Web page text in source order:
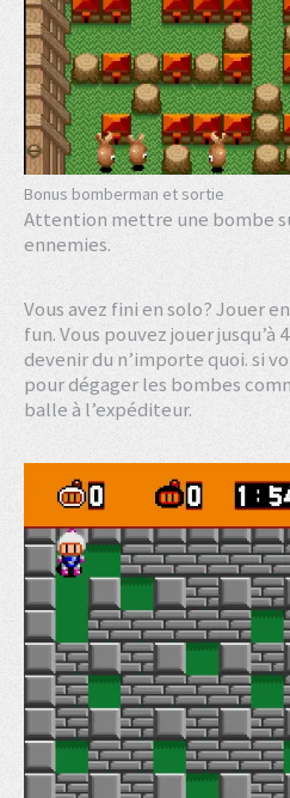
Bonus bomberman et sortie
Attention mettre une bombe
ennemies.
Vous avez fini en solo? Jouer
fun. Vous pouvez jouer
devenir du n’importe quoi. si
pour dégager les bombes
balle à l’expéditeur.